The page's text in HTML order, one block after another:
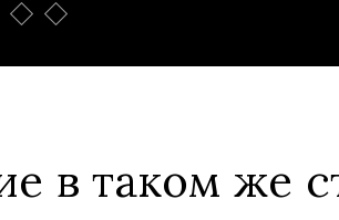
в таком же